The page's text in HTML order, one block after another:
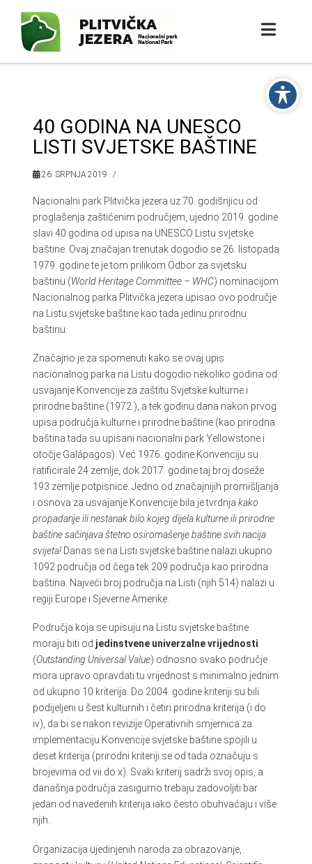
40 GODINA NA UNESCO
LISTI SVJETSKE BAŠTINE
26. SRPNJA 2019.
Nacionalni park Plitvička jezera uz 70. godišnjicu od
proglašenja zaštićenim područjem, ujedno 2019. godine
slavi 40 godina od upisa na UNESCO Listu svjetske
baštine. Ovaj značajan trenutak dogodio se 26. listopada
1979. godine te je tom prilikom Odbor za svjetsku
baštinu (World Heritage Committee – WHC) nominacijom
Nacionalnog parka Plitvička jezera upisao ovo područje
na Listu svjetske baštine kao tada jedinu prirodnu
baštinu.
Značajno je za spomenuti kako se ovaj upis
nacionalnog parka na Listu dogodio nekoliko godina od
usvajanje Konvencije za zaštitu Svjetske kulturne i
prirodne baštine (1972.), a tek godinu dana nakon prvog
upisa područja kulturne i prirodne baštine (kao prirodna
baština tada su upisani nacionalni park Yellowstone i
otočje Galápagos). Već 1976. godine Konvenciju su
ratificirale 24 zemlje, dok 2017. godine taj broj doseže
193 zemlje potpisnice. Jedno od značajnijih promišljanja
i osnova za usvajanje Konvencije bila je tvrdnja kako
propadanje ili nestanak bilo kojeg dijela kulturne ili prirodne
baštine sačinjava štetno osiromašenje baštine svih nacija
svijeta!Danas se na Listi svjetske baštine nalazi ukupno
1092 područja od čega tek 209 područja kao prirodna
baština. Najveći broj područja na Listi (njih 514) nalazi u
regiji Europe i Sjeverne Amerike.
Područja koja se upisuju na Listu svjetske baštine
moraju biti od jedinstvene univerzalne vrijednosti
(Outstanding Universal Value) odnosno svako područje
mora upravo opravdati tu vrijednost s minimalno jednim
od ukupno 10 kriterija. Do 2004. godine kriteriji su bili
podijeljeni u šest kulturnih i četiri prirodna kriterija (i do
iv), da bi se nakon revizije Operativnih smjernica za
implementaciju Konvencije svjetske baštine spojili u
deset kriterija (prirodni kriteriji se od tada označuju s
brojevima od vii do x). Svaki kriterij sadrži svoj opis, a
današnja područja zasigurno trebaju zadovoljiti bar
jedan od navedenih kriterija iako često obuhvaćaju i više
njih.
Organizacija ujedinjenih naroda za obrazovanje,